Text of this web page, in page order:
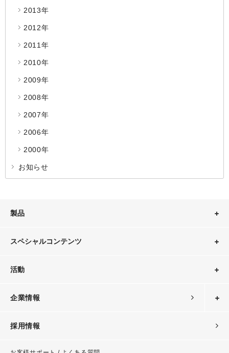
2013年
2012年
2011年
2010年
2009年
2008年
2007年
2006年
2000年
お知らせ
製品
スペシャルコンテンツ
活動
企業情報
採用情報